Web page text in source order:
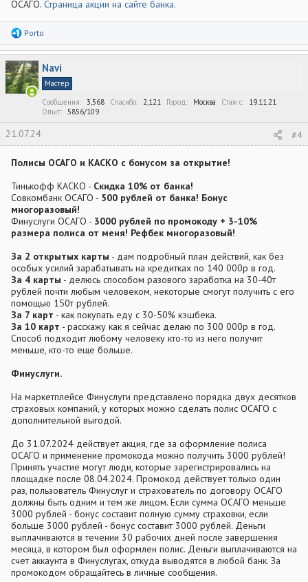
ОСАГО. Страница акции на сайте банка.
Р
а
к
ц
и
и
Porto
Navi
Мастер
Сообщения
3,568 Спасибо 2,121 Город Москва Стаж c
19.11.21
Опыт
5856/109
21.07.24 #4
Полисы ОСАГО и КАСКО с бонусом за открытие!
Тинькофф КАСКО - Скидка 10% от банка!
Совкомбанк ОСАГО - 500 рублей от банка! Бонус
многоразовый!
Финуслуги ОСАГО - 3000 рублей по промокоду + 3-10%
размера полиса от меня! Рефбек многоразовый!
За 2 открытых карты - дам подробный план действий, как без
особых усилий зарабатывать на кредитках по 140 000р в год.
За 4 карты - делюсь способом разового заработка на 30-40т
рублей почти любым человеком, некоторые смогут получить с его
помощью 150т рублей.
За 7 карт - как покупать еду с 30-50% кэшбека.
За 10 карт - расскажу как я сейчас делаю по 300 000р в год.
Способ подходит любому человеку кто-то из него получит
меньше, кто-то еще больше.
Финуслуги.
На маркетплейсе Финуслуги представлено порядка двух десятков
страховых компаний, у которых можно сделать полис ОСАГО с
дополнительной выгодой.
До 31.07.2024 действует акция, где за оформление полиса
ОСАГО и применение промокода можно получить 3000 рублей!
Принять участие могут люди, которые зарегистрировались на
площадке после 08.04.2024. Промокод действует только один
раз, пользователь Финуслуг и страхователь по договору ОСАГО
должны быть одним и тем же лицом. Если сумма ОСАГО меньше
3000 рублей - бонус составит полную сумму страховки, если
больше 3000 рублей - бонус составит 3000 рублей. Деньги
выплачиваются в течении 30 рабочих дней после завершения
месяца, в котором был оформлен полис. Деньги выплачиваются на
счет аккаунта в Финуслугах, откуда выводятся в любой банк. За
промокодом обращайтесь в личные сообщения.